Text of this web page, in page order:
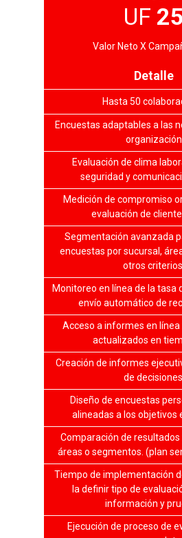
UF 25
Valor Neto X
Detalle
Hasta 50
Encuestas adaptables a las
organización
Evaluación de clima
seguridad y
Medición de compromiso
evaluación de
Segmentación avanzada
encuestas por sucursal,
otros criterios.
Monitoreo en línea de la tasa
envío automático de
Acceso a informes en
actualizados en
Creación de informes
de decisiones.
Diseño de encuestas
alineadas a los objetivos
Comparación de
áreas o segmentos. (plan
Tiempo de implementación
la definir tipo de
información y
Ejecución de proceso de